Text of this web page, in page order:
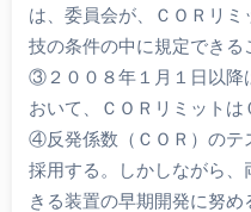
は、委員会が、ＣＯＲリ
技の条件の中に規定できる
③２００８年１月１日以降
おいて、ＣＯＲリミットは
④反発係数（ＣＯＲ）のテ
採用する。しかしながら
きる装置の早期開発に努め